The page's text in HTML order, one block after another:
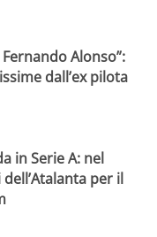
Alonso”:
dall’ex pilota
in Serie A: nel
per il